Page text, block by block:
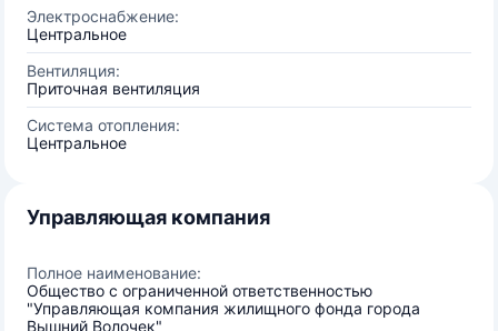
Электроснабжение:
Центральное
Вентиляция:
Приточная вентиляция
Система отопления:
Центральное
Управляющая компания
Полное наименование:
Общество с ограниченной ответственностью
"Управляющая компания жилищного фонда города
Вышний Волочек"